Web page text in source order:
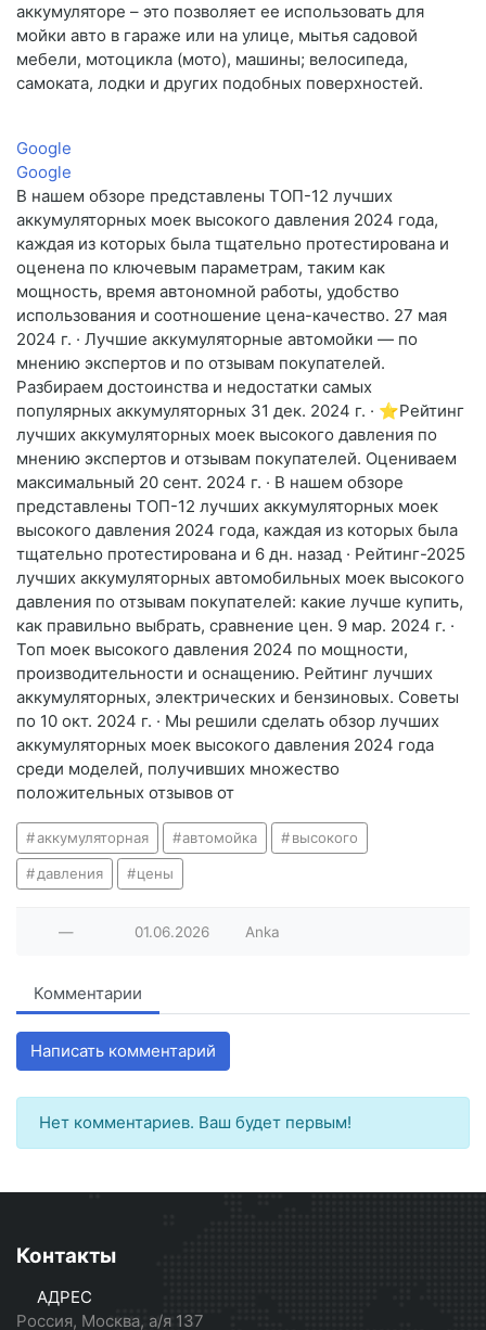
аккумуляторе – это позволяет ее использовать для
мойки авто в гараже или на улице, мытья садовой
мебели, мотоцикла (мото), машины; велосипеда,
самоката, лодки и других подобных поверхностей.
Google
Google
В нашем обзоре представлены ТОП-12 лучших
аккумуляторных моек высокого давления 2024 года,
каждая из которых была тщательно протестирована и
оценена по ключевым параметрам, таким как
мощность, время автономной работы, удобство
использования и соотношение цена-качество. 27 мая
2024 г. · Лучшие аккумуляторные автомойки — по
мнению экспертов и по отзывам покупателей.
Разбираем достоинства и недостатки самых
популярных аккумуляторных 31 дек. 2024 г. · ⭐Рейтинг
лучших аккумуляторных моек высокого давления по
мнению экспертов и отзывам покупателей. Оцениваем
максимальный 20 сент. 2024 г. · В нашем обзоре
представлены ТОП-12 лучших аккумуляторных моек
высокого давления 2024 года, каждая из которых была
тщательно протестирована и 6 дн. назад · Рейтинг-2025
лучших аккумуляторных автомобильных моек высокого
давления по отзывам покупателей: какие лучше купить,
как правильно выбрать, сравнение цен. 9 мар. 2024 г. ·
Топ моек высокого давления 2024 по мощности,
производительности и оснащению. Рейтинг лучших
аккумуляторных, электрических и бензиновых. Советы
по 10 окт. 2024 г. · Мы решили сделать обзор лучших
аккумуляторных моек высокого давления 2024 года
среди моделей, получивших множество
положительных отзывов от
аккумуляторная автомойка высокого
давления цены
— 01.06.2026 Anka
Комментарии
Написать комментарий
Нет комментариев. Ваш будет первым!
Контакты
АДРЕС
Россия, Москва, а/я 137